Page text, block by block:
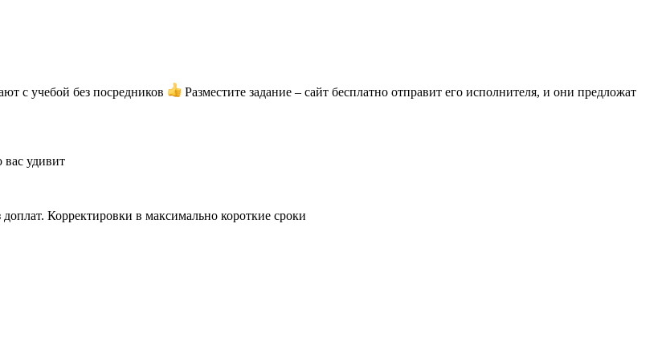
с учебой без посредников
Разместите задание – сайт бесплатно отправит его исполнителя, и они предложат
вас удивит
Корректировки в максимально короткие сроки